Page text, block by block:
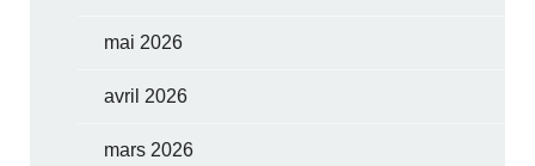
mai 2026
avril 2026
mars 2026